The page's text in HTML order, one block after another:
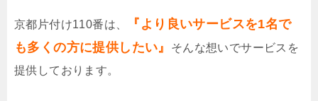
京都片付け110番は、
『より良いサービスを1名で
も多くの方に提供したい』
そんな想いでサービスを
提供しております。